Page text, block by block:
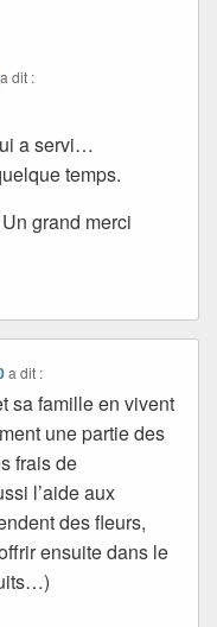
a dit :
a servi…
temps.
grand merci
a dit :
sa famille en vivent
une partie des
frais de
l’aide aux
des fleurs,
ensuite dans le